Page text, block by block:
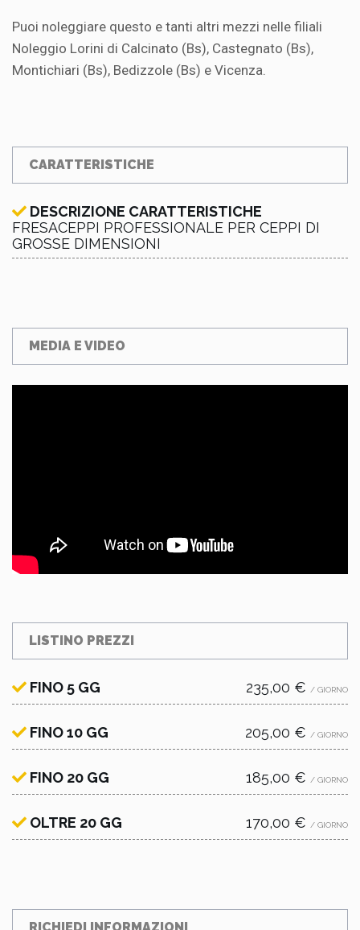
Puoi noleggiare questo e tanti altri mezzi nelle filiali
Noleggio Lorini di Calcinato (Bs), Castegnato (Bs),
Montichiari (Bs), Bedizzole (Bs) e Vicenza.
CARATTERISTICHE
DESCRIZIONE CARATTERISTICHE
FRESACEPPI PROFESSIONALE PER CEPPI DI
GROSSE DIMENSIONI
MEDIA E VIDEO
LISTINO PREZZI
FINO 5 GG 235,00 € / GIORNO
FINO 10 GG 205,00 € / GIORNO
FINO 20 GG 185,00 € / GIORNO
OLTRE 20 GG 170,00 € / GIORNO